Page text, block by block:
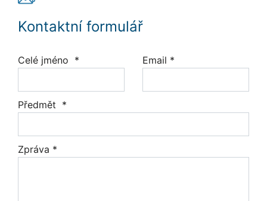
Kontaktní formulář
Celé jméno * Email *
Předmět *
Zpráva *